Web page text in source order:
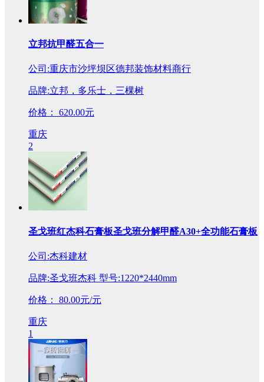
立邦抗甲醛五合一
公司:重庆市沙坪坝区德邦装饰材料商行
品牌:立邦，多乐士，三棵树
价格： 620.00元
重庆
2
圣戈班红杰科石膏板圣戈班分解甲醛A30+全功能石膏板
公司:杰科建材
品牌:圣戈班杰科 型号:1220*2440mm
价格： 80.00元/元
重庆
1